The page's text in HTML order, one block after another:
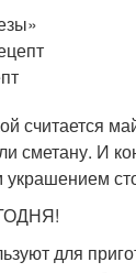
считается
сметану. И
для